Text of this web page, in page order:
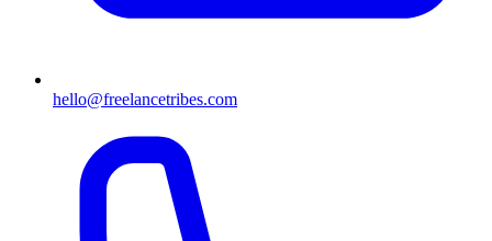
hello@freelancetribes.com